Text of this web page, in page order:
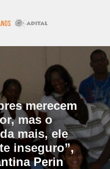
merecem
mas o
mais, ele
inseguro”,
Perin